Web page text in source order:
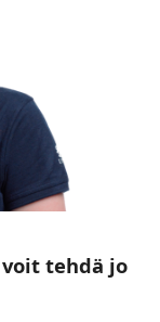
tehdä jo